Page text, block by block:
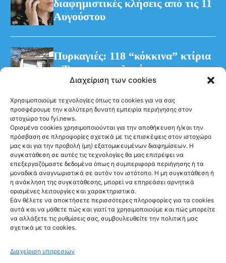
Διαχείριση των cookies
Χρησιμοποιούμε τεχνολογίες όπως τα cookies για να σας
προσφέρουμε την καλύτερη δυνατή εμπειρία περιήγησης στον
ιστοχώρο του fyi.news.
Ορισμένα cookies χρησιμοποιούνται για την αποθήκευση ή/και την
πρόσβαση σε πληροφορίες σχετικά με τις επισκέψεις στον ιστοχώρο
μας και για την προβολή (μη) εξατομικευμένων διαφημίσεων. Η
συγκατάθεση σε αυτές τις τεχνολογίες θα μας επιτρέψει να
επεξεργαζόμαστε δεδομένα όπως η συμπεριφορά περιήγησης ή τα
μοναδικά αναγνωριστικά σε αυτόν τον ιστότοπο. Η μη συγκατάθεση ή
η ανάκληση της συγκατάθεσης, μπορεί να επηρεάσει αρνητικά
ορισμένες λειτουργίες και χαρακτηριστικά.
Εάν θέλετε να αποκτήσετε περισσότερες πληροφορίες για τα cookies
αυτά και να μάθετε πώς και γιατί τα χρησιμοποιούμε και πώς μπορείτε
να αλλάξετε τις ρυθμίσεις σας, συμβουλευθείτε την πολιτική μας
σχετικά με τα cookies.
Διαχείριση υπηρεσιών
διαφημιστικές κλήσεις από τις 11
Αυγούστου
Πυρκαγιές: 118 “κόκκινα” κτίρια
– Τρεις προφυλακίσεις για τη
φωτιά στη Βοιωτία
Ακολούθησέ μας
Newsletter